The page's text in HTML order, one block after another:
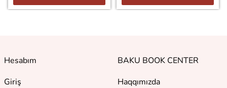
Hesabım
Giriş
BAKU BOOK CENTER
Haqqımızda